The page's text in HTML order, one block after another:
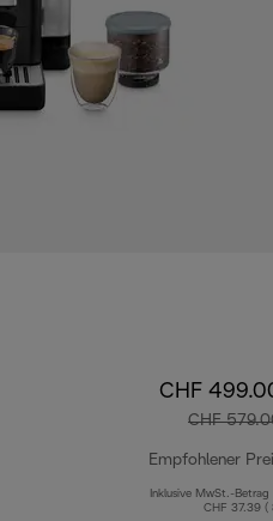
CHF
CHF
Empfohlener
Inklusive MwSt.-Betrag
CHF 37.39 (